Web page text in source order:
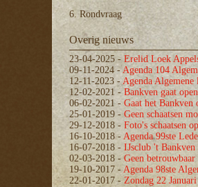
6. Rondvraag
Overig nieuws
23-04-2025 -Erelid Loek
09-11-2024 -Agenda 104
12-11-2023 -Agenda Algemene
12-02-2021 -Bankven gaat open
06-02-2021- Gaat het Bankven
25-01-2019 - Geen schaatsen
29-12-2018 - Foto's schaatsen
16-10-2018- Agenda 99ste
16-07-2018 - IJsclub 't Bankven
02-03-2018 -Geen
19-10-2017 - Agenda 98ste
22-01-2017- Zondag 22